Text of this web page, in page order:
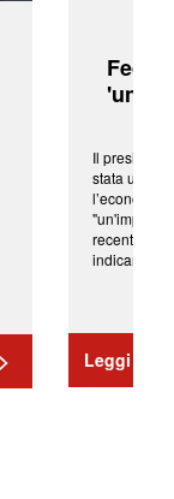
Fed:
'una
Il
stata una
l’economia
recenti
indicano
Leggi di